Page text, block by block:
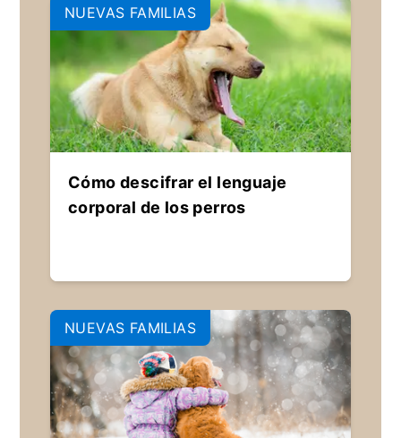
NUEVAS FAMILIAS
Cómo descifrar el lenguaje
corporal de los perros
NUEVAS FAMILIAS